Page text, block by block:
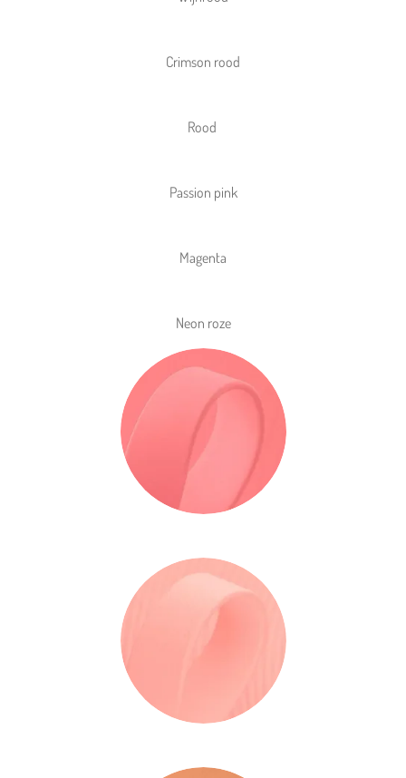
Crimson rood
Rood
Passion pink
Magenta
Neon roze